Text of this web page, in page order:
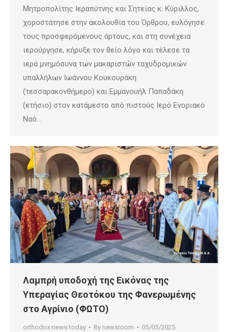
Μητροπολίτης Ιεραπύτνης και Σητείας κ. Κύριλλος,
χοροστάτησε στην ακολουθία του Όρθρου, ευλόγησε
τους προσφερόμενους άρτους, και στη συνέχεια
ιερούργησε, κήρυξε τον θείο λόγο και τέλεσε τα
ιερά μνημόσυνα των μακαριστών ταχυδρομικών
υπαλλήλων Ιωάννου Κουκουράκη
(τεσσαρακονθήμερο) και Εμμανουήλ Παπαδάκη
(ετήσιο) στον κατάμεστο από πιστούς Ιερό Ενοριακό
Ναό…
Λαμπρή υποδοχή της Εικόνας της
Υπεραγίας Θεοτόκου της Φανερωμένης
στο Αγρίνιο (ΦΩΤΟ)
orthodox news today By newsroom 05/05/2025